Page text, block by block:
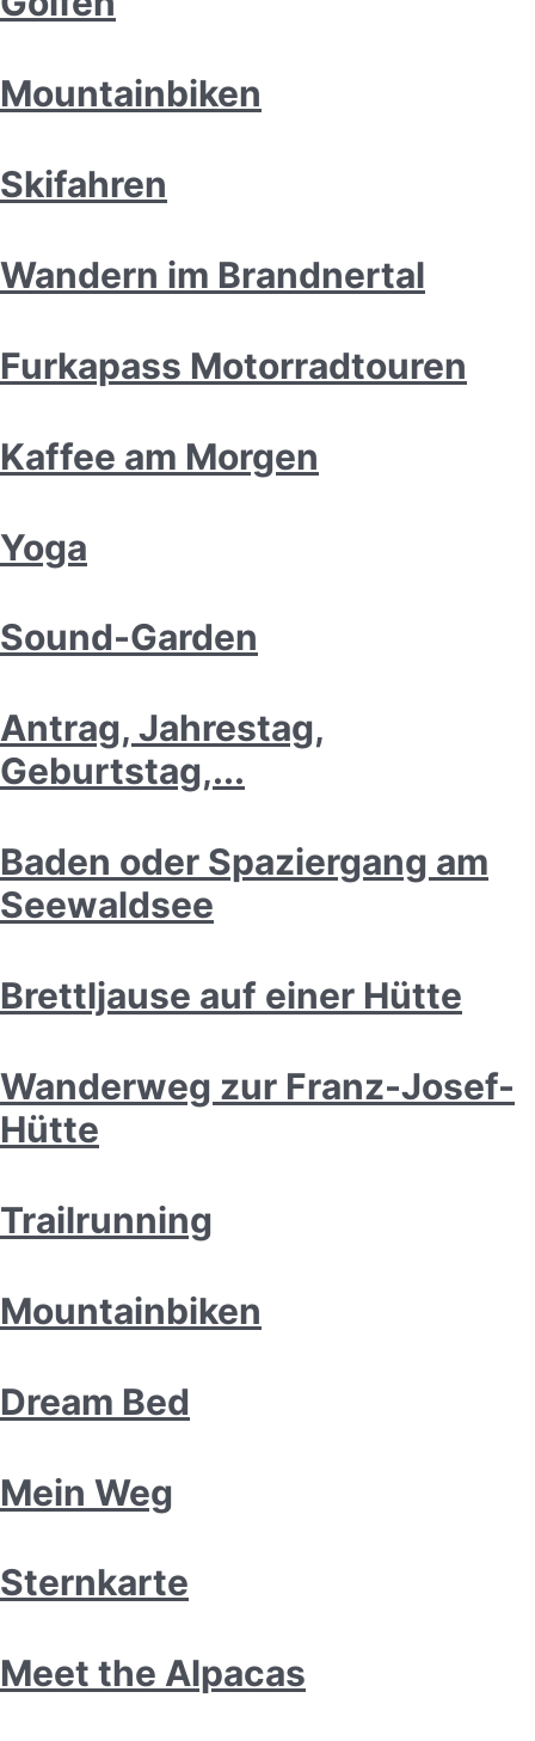
Mountainbiken
Skifahren
Wandern im Brandnertal
Furkapass Motorradtouren
Kaffee am Morgen
Yoga
Sound-Garden
Antrag, Jahrestag,
Geburtstag,...
Baden oder Spaziergang am
Seewaldsee
Brettljause auf einer Hütte
Wanderweg zur Franz-Josef-
Hütte
Trailrunning
Mountainbiken
Dream Bed
Mein Weg
Sternkarte
Meet the Alpacas